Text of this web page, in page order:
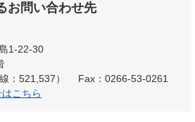
お問い合わせ先
1-22-30
：521,537）
Fax：0266-53-0261
こちら